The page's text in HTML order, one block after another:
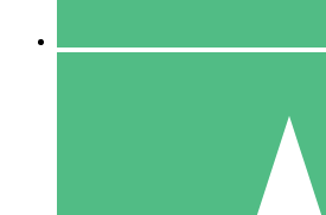
10 Téléchargements
20 00